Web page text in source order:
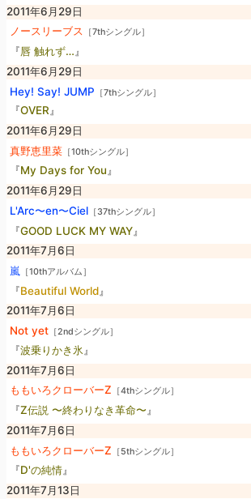
2011年6月29日
ノースリーブス
［7thシングル］
『唇 触れず… 』
2011年6月29日
Hey! Say! JUMP
［7thシングル］
『OVER』
2011年6月29日
真野恵里菜 ［10thシングル］
『My Days for You』
2011年6月29日
L'Arc〜en〜Ciel ［37thシングル］
『GOOD LUCK MY WAY』
2011年7月6日
嵐
［10thアルバム］
『Beautiful World』
2011年7月6日
Not yet ［2ndシングル］
『波乗りかき氷 』
2011年7月6日
ももいろクローバーZ
［4thシングル］
『Z伝説 〜終わりなき革命〜』
2011年7月6日
ももいろクローバーZ
［5thシングル］
『D'の純情』
2011年7月13日